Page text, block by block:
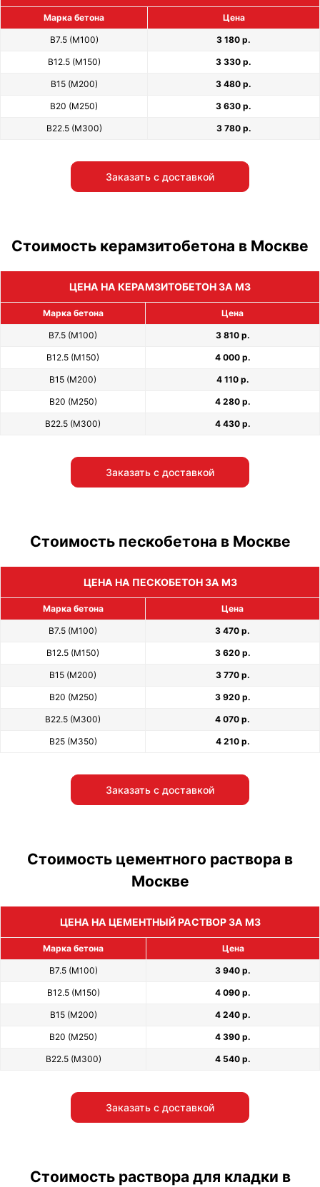
Марка бетона Цена
В7.5 (М100) 3 180 р.
В12.5 (М150) 3 330 р.
В15 (М200) 3 480 р.
В20 (М250) 3 630 р.
В22.5 (М300) 3 780 р.
Заказать с доставкой
Стоимость керамзитобетона в Москве
ЦЕНА НА КЕРАМЗИТОБЕТОН ЗА М3
Марка бетона Цена
В7.5 (М100) 3 810 р.
В12.5 (М150) 4 000 р.
В15 (М200) 4 110 р.
В20 (М250) 4 280 р.
В22.5 (М300) 4 430 р.
Заказать с доставкой
Стоимость пескобетона в Москве
ЦЕНА НА ПЕСКОБЕТОН ЗА М3
Марка бетона Цена
В7.5 (М100) 3 470 р.
В12.5 (М150) 3 620 р.
В15 (М200) 3 770 р.
В20 (М250) 3 920 р.
В22.5 (М300) 4 070 р.
В25 (М350) 4 210 р.
Заказать с доставкой
Стоимость цементного раствора в
Москве
ЦЕНА НА ЦЕМЕНТНЫЙ РАСТВОР ЗА М3
Марка бетона Цена
В7.5 (М100) 3 940 р.
В12.5 (М150) 4 090 р.
В15 (М200) 4 240 р.
В20 (М250) 4 390 р.
В22.5 (М300) 4 540 р.
Заказать с доставкой
Стоимость раствора для кладки в